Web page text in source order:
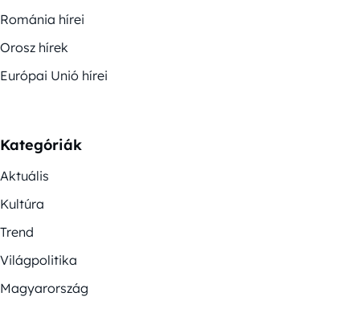
Románia hírei
Orosz hírek
Európai Unió hírei
Kategóriák
Aktuális
Kultúra
Trend
Világpolitika
Magyarország